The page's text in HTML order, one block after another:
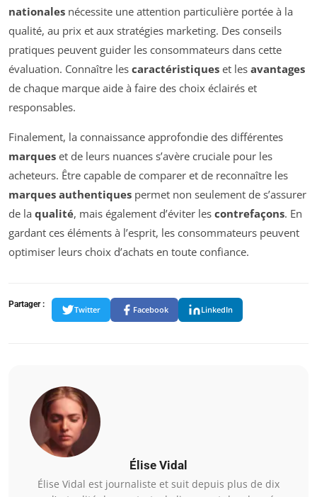
nationales nécessite une attention particulière portée à la
qualité, au prix et aux stratégies marketing. Des conseils
pratiques peuvent guider les consommateurs dans cette
évaluation. Connaître les caractéristiques et les avantages
de chaque marque aide à faire des choix éclairés et
responsables.
Finalement, la connaissance approfondie des différentes
marques et de leurs nuances s’avère cruciale pour les
acheteurs. Être capable de comparer et de reconnaître les
marques authentiques permet non seulement de s’assurer
de la qualité, mais également d’éviter les contrefaçons. En
gardant ces éléments à l’esprit, les consommateurs peuvent
optimiser leurs choix d’achats en toute confiance.
Partager :
Twitter Facebook LinkedIn
Élise Vidal
Élise Vidal est journaliste et suit depuis plus de dix